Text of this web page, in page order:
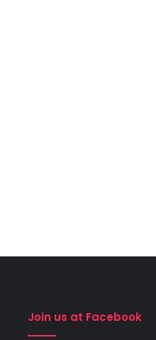
Join us at Facebook